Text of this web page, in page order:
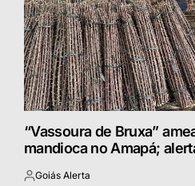
“Vassoura de Bruxa”
mandioca no Amapá;
Postado
Goiás Alerta